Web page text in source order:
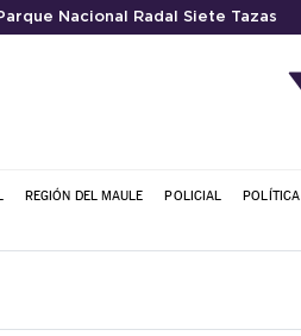
Nacional Radal Siete Tazas
REGIÓN DEL MAULE POLICIAL POLÍTICA